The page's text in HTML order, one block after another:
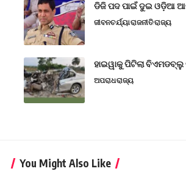
ଡିଜି ପଦ ପାଇଁ ଦୁଇ ଓଡ଼ିଆ
ଜୀବନଚର୍ଯ୍ୟାରାଜନୀତିରାଜ୍ୟ
ହାଇୱାକୁ ପିଟିଲା ବିଏମଡବ୍ଲୁ
ଅପରାଧରାଜ୍ୟ
You Might Also Like